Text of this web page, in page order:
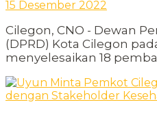
15 Desember 2022
Cilegon, CNO - Dewan
(DPRD) Kota Cilegon
menyelesaikan 18